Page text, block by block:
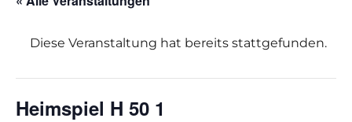
Diese Veranstaltung hat bereits stattgefunden.
Heimspiel H 50 1